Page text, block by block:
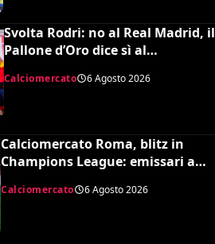
Svolta Rodri: no al Real Madrid, il
Pallone d’Oro dice sì al
Barcellona per 50 milioni
Calciomercato 6 Agosto 2026
Calciomercato Roma, blitz in
Champions League: emissari a
Calciomercato 6 Agosto 2026